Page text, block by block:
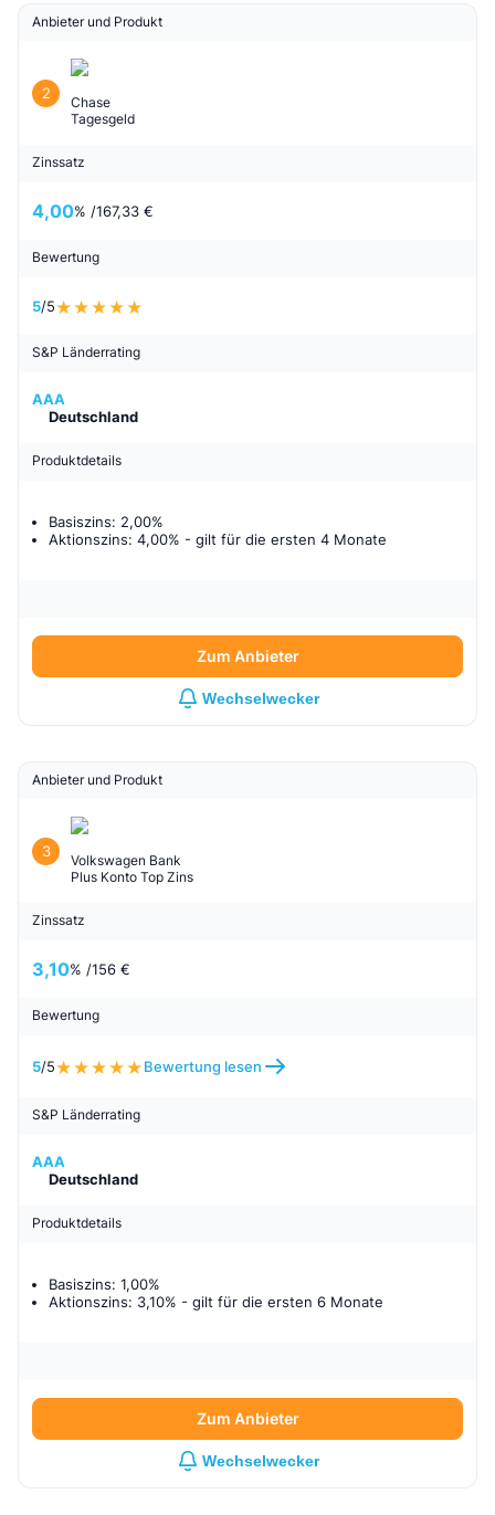
Anbieter und Produkt
2
Chase
Tagesgeld
Zinssatz
4,00% /167,33 €
Bewertung
5/5
S&P Länderrating
AAA
Deutschland
Produktdetails
Basiszins: 2,00%
Aktionszins: 4,00% - gilt für die ersten 4 Monate
Zum Anbieter
Wechselwecker
Anbieter und Produkt
3
Volkswagen Bank
Plus Konto Top Zins
Zinssatz
3,10% /156 €
Bewertung
5/5 Bewertung lesen
S&P Länderrating
AAA
Deutschland
Produktdetails
Basiszins: 1,00%
Aktionszins: 3,10% - gilt für die ersten 6 Monate
Zum Anbieter
Wechselwecker